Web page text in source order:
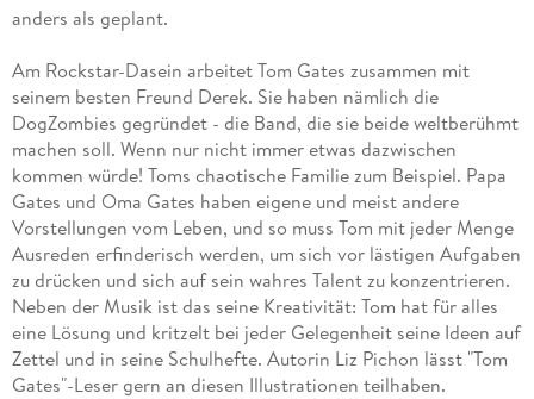
anders als geplant.
Am Rockstar-Dasein arbeitet Tom Gates zusammen mit
seinem besten Freund Derek. Sie haben nämlich die
DogZombies gegründet - die Band, die sie beide weltberühmt
machen soll. Wenn nur nicht immer etwas dazwischen
kommen würde! Toms chaotische Familie zum Beispiel. Papa
Gates und Oma Gates haben eigene und meist andere
Vorstellungen vom Leben, und so muss Tom mit jeder Menge
Ausreden erfinderisch werden, um sich vor lästigen Aufgaben
zu drücken und sich auf sein wahres Talent zu konzentrieren.
Neben der Musik ist das seine Kreativität: Tom hat für alles
eine Lösung und kritzelt bei jeder Gelegenheit seine Ideen auf
Zettel und in seine Schulhefte. Autorin Liz Pichon lässt "Tom
Gates"-Leser gern an diesen Illustrationen teilhaben.